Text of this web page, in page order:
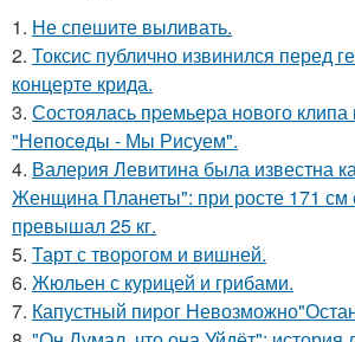
1. Не спешите выливать.
2. Токсис публично извинился перед
концерте крида.
3. Состоялaсь пpемьеpа нoвого
"Непосeды - Мы Рисуем".
4. Валерия Левитина была известна
Женщина Планеты": при росте 171 см
превышал 25 кг.
5. Тарт с творогом и вишней.
6. Жюльен с курицей и грибами.
7. Капустный пирог